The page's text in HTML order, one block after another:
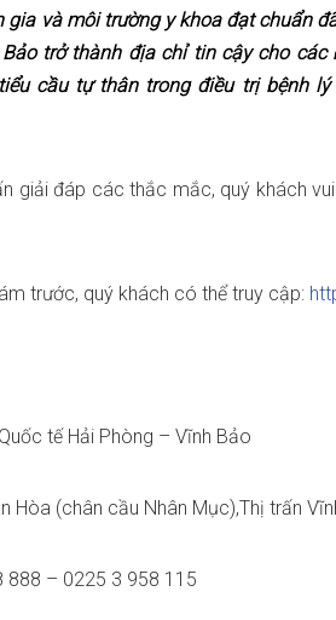
gia và môi trường y khoa đạt chuẩn
trở thành địa chỉ tin cậy cho
cầu tự thân trong điều trị bệnh
giải đáp các thắc mắc, quý khách
trước, quý khách có thể truy cập:
tế Hải Phòng – Vĩnh Bảo
Hòa (chân cầu Nhân Mục),Thị trấn
888 – 0225 3 958 115